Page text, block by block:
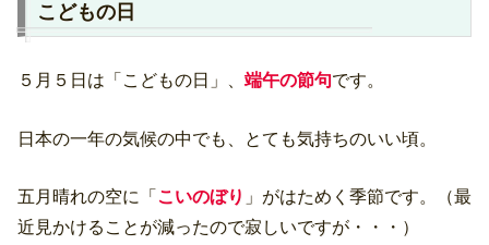
こどもの日
５月５日は「こどもの日」、 端午の節句です。
日本の一年の気候の中でも、とても気持ちのいい頃。
五月晴れの空に「 こいのぼり 」がはためく季節です。（最
近見かけることが減ったので寂しいですが・・・）